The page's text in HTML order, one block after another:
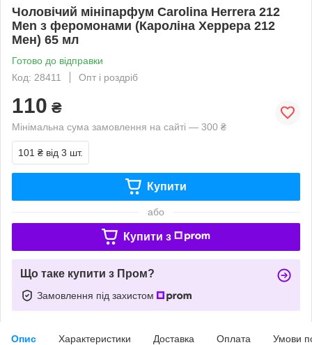
Чоловічий мініпарфум Carolina Herrera 212
Men з феромонами (Кароліна Херрера 212
Мен) 65 мл
Готово до відправки
Код: 28411
Опт і роздріб
110 ₴
Мінімальна сума замовлення на сайті — 300 ₴
101 ₴ від 3 шт.
Купити
або
Купити з
Що таке купити з Пром?
Замовлення під захистом
Опис Характеристики Доставка Оплата Умови